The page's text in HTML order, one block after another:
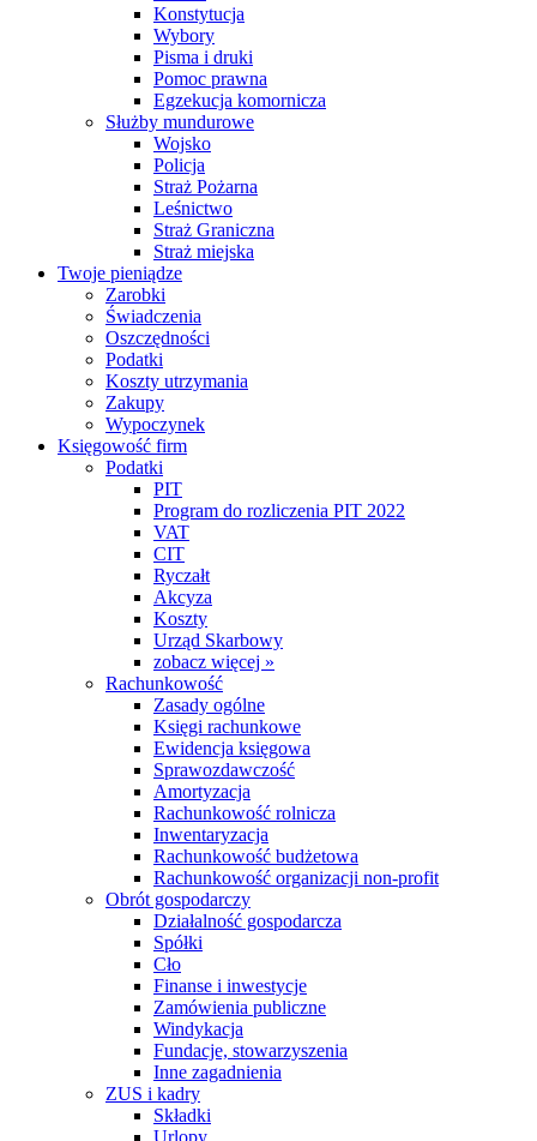
Konstytucja
Wybory
Pisma i druki
Pomoc prawna
Egzekucja komornicza
Służby mundurowe
Wojsko
Policja
Straż Pożarna
Leśnictwo
Straż Graniczna
Straż miejska
Twoje pieniądze
Zarobki
Świadczenia
Oszczędności
Podatki
Koszty utrzymania
Zakupy
Wypoczynek
Księgowość firm
Podatki
PIT
Program do rozliczenia PIT 2022
VAT
CIT
Ryczałt
Akcyza
Koszty
Urząd Skarbowy
zobacz więcej »
Rachunkowość
Zasady ogólne
Księgi rachunkowe
Ewidencja księgowa
Sprawozdawczość
Amortyzacja
Rachunkowość rolnicza
Inwentaryzacja
Rachunkowość budżetowa
Rachunkowość organizacji non-profit
Obrót gospodarczy
Działalność gospodarcza
Spółki
Cło
Finanse i inwestycje
Zamówienia publiczne
Windykacja
Fundacje, stowarzyszenia
Inne zagadnienia
ZUS i kadry
Składki
Urlopy